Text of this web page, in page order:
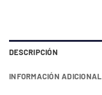
DESCRIPCIÓN
INFORMACIÓN ADICIONAL